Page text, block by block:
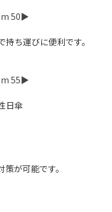
50▶︎
ち運びに便利です。
55▶︎
日傘
が可能です。